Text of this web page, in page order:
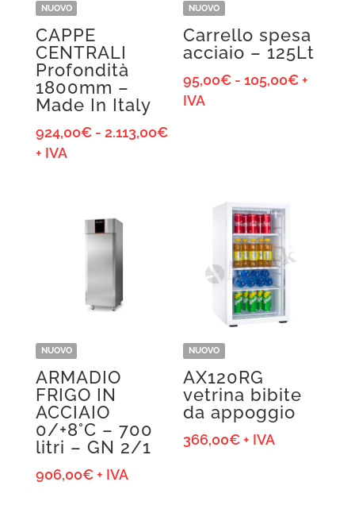
NUOVO
CAPPE
CENTRALI
Profondità
1800mm –
Made In Italy
924,00€ - 2.113,00€Fascia
+ IVA
NUOVO
Carrello spesa
acciaio – 125Lt
95,00€ - 105,00€Fascia
+
IVA
NUOVO
ARMADIO
FRIGO IN
ACCIAIO
0/+8°C – 700
litri – GN 2/1
906,00€ + IVA
NUOVO
AX120RG
vetrina bibite
da appoggio
366,00€+ IVA